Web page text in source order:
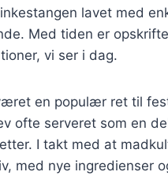
lavet med
Med tiden er
vi ser i dag.
en populær ret til
ofte serveret som en
I takt med at
med nye ingredienser